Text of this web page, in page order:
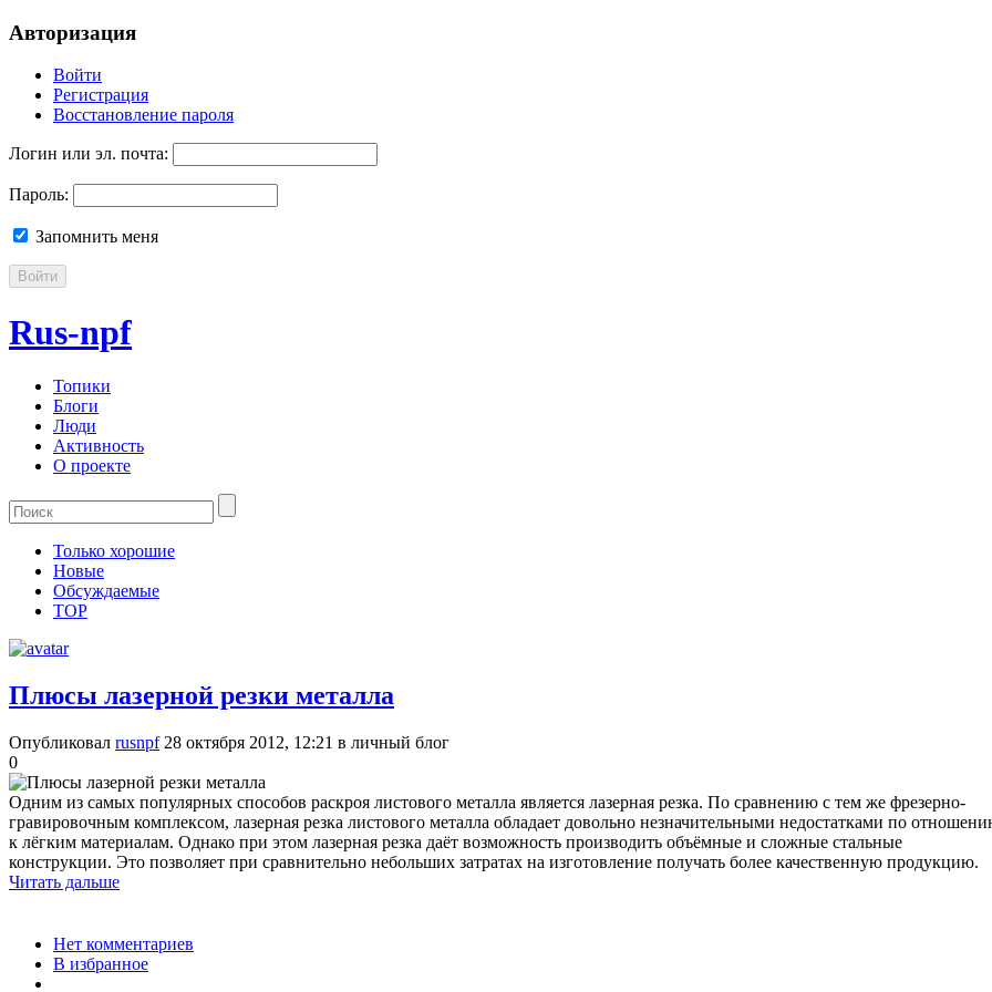
Авторизация
Войти
Регистрация
Восстановление пароля
Логин или эл. почта:
Пароль:
Запомнить меня
Войти
Rus-npf
Топики
Блоги
Люди
Активность
О проекте
Только хорошие
Новые
Обсуждаемые
TOP
Плюсы лазерной резки металла
Опубликовал rusnpf 28 октября 2012, 12:21 в личный блог
0
Одним из самых популярных способов раскроя листового металла является лазерная резка. По сравнению с тем же фрезерно-
гравировочным комплексом, лазерная резка листового металла обладает довольно незначительными недостатками по
к лёгким материалам. Однако при этом лазерная резка даёт возможность производить объёмные и сложные стальные
конструкции. Это позволяет при сравнительно небольших затратах на изготовление получать более качественную продукцию.
Читать дальше
Нет комментариев
В избранное